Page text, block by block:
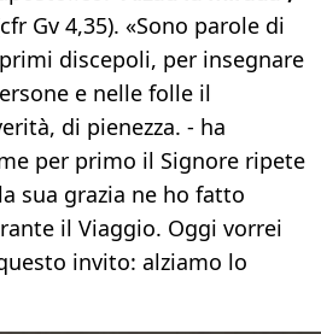
Gv 4,35). «Sono parole di
discepoli, per insegnare
e nelle folle il
di pienezza. - ha
per primo il Signore ripete
sua grazia ne ho fatto
il Viaggio. Oggi vorrei
invito: alziamo lo